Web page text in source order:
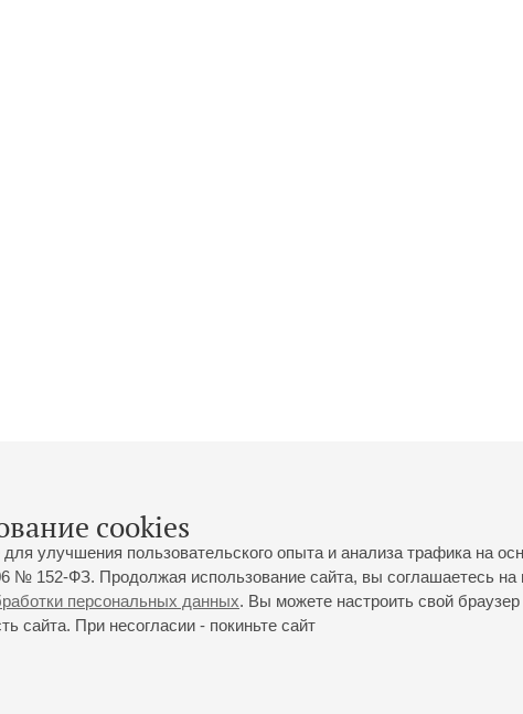
cookies
улучшения пользовательского опыта и анализа трафика на
№ 152-ФЗ. Продолжая использование сайта, вы соглашаетесь
персональных данных. Вы можете настроить свой
сайта. При несогласии - покиньте сайт
ул., 2
пр., 30
Часы работы кассы Большого зала: с 11:00 до 20:30